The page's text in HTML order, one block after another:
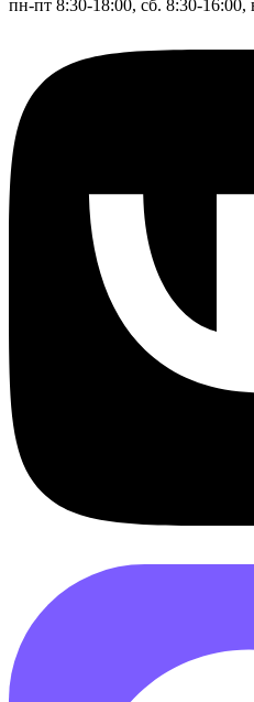
пн-пт 8:30-18:00, сб. 8:30-16:00,